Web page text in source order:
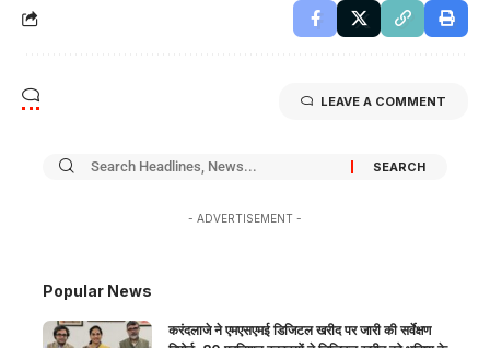
LEAVE A COMMENT
- ADVERTISEMENT -
Popular News
करंदलाजे ने एमएसएमई डिजिटल खरीद पर जारी की सर्वेक्षण